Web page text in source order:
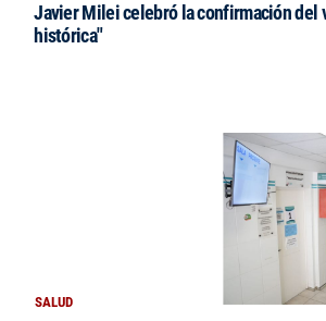
Javier Milei celebró la confirmación del
histórica"
SALUD